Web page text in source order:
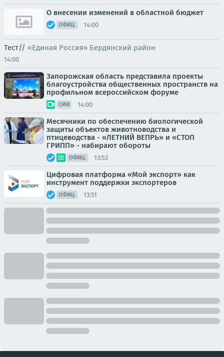
О внесении изменений в областной бюджет
ОФИЦ. 14:00
Тест// «Единая Россия» Бердянский район
14:00
Запорожская область представила проекты
благоустройства общественных пространств на
профильном всероссийском форуме
СМИ 14:00
Месячники по обеспечению биологической
защиты объектов животноводства и
птицеводства - «ЛЕТНИЙ ВЕПРЬ» и «СТОП
ГРИПП» - набирают обороты
ОФИЦ. 13:52
Цифровая платформа «Мой экспорт» как
инструмент поддержки экспортеров
ОФИЦ. 13:51